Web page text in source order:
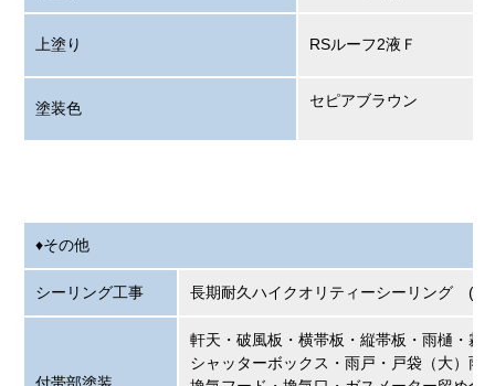
上塗り RSルーフ2液Ｆ
塗装色 セピアブラウン
♦その他
シーリング工事 長期耐久ハイクオリティー
軒天・破風板・横帯板・縦帯板・雨樋・霧
シャッターボックス・雨戸・戸袋（大）雨